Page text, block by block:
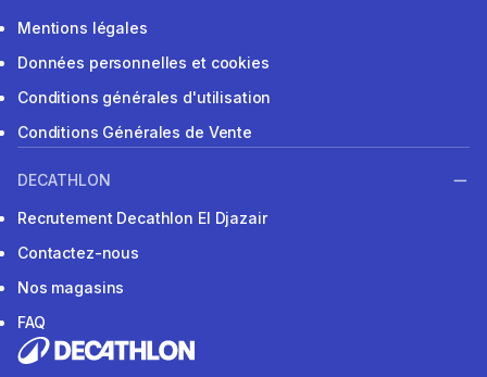
Mentions légales
Données personnelles et cookies
Conditions générales d'utilisation
Conditions Générales de Vente
DECATHLON
Recrutement Decathlon El Djazair
Contactez-nous
Nos magasins
FAQ